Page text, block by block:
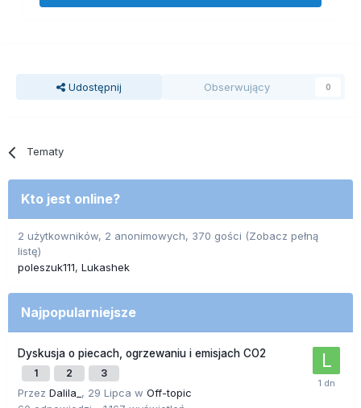
Udostępnij Obserwujący 0
Tematy
Kto jest online?
2 użytkowników, 2 anonimowych, 370 gości (Zobacz pełną
listę)
poleszuk111 Lukashek
Najpopularniejsze
Dyskusja o piecach, ogrzewaniu i emisjach CO2
1 2 3
Przez Dalila_ , 29 Lipca w Off-topic